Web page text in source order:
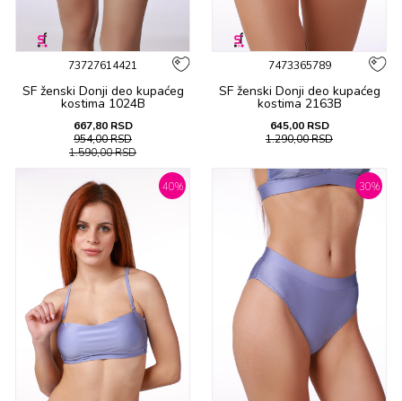
73727614421
SF ženski Donji deo kupaćeg
kostima 1024B
667,80 RSD
954,00RSD
1.590,00RSD
7473365789
SF ženski Donji deo kupaćeg
kostima 2163B
645,00 RSD
1.290,00RSD
40% 30%